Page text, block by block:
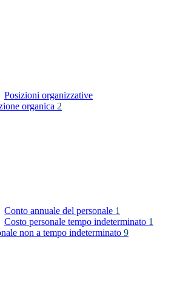
Posizioni organizzative
organica 2
Conto annuale del personale 1
Costo personale tempo indeterminato 1
non a tempo indeterminato 9